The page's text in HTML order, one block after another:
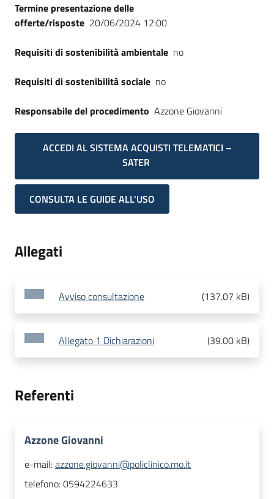
Termine presentazione delle
offerte/risposte 20/06/2024 12:00
Requisiti di sostenibilità ambientale no
Requisiti di sostenibilità sociale no
Responsabile del procedimento Azzone Giovanni
ACCEDI AL SISTEMA ACQUISTI TELEMATICI –
SATER
CONSULTA LE GUIDE ALL'USO
Allegati
Avviso consultazione (137.07 kB)
Allegato 1 Dichiarazioni (39.00 kB)
Referenti
Azzone Giovanni
e-mail:azzone.giovanni@policlinico.mo.it
telefono:0594224633